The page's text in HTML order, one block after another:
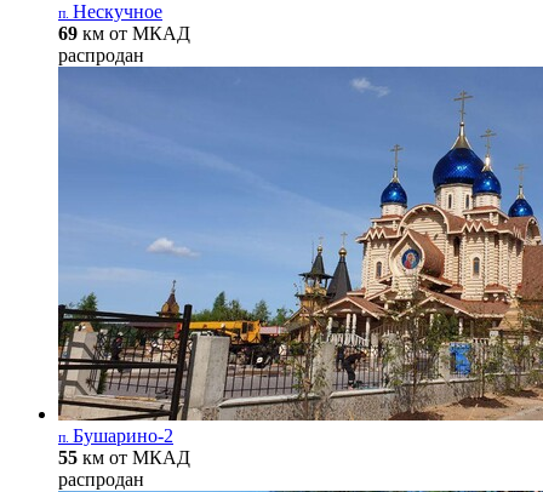
п. Нескучное
69 км от МКАД
распродан
п. Бушарино-2
55 км от МКАД
распродан